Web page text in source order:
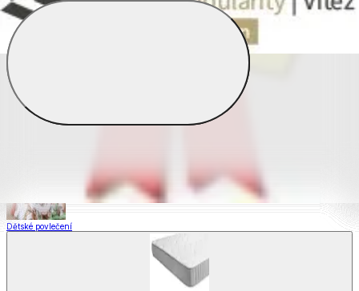
Saténové povlečení
Povlečení s fototiskem
Dětské povlečení